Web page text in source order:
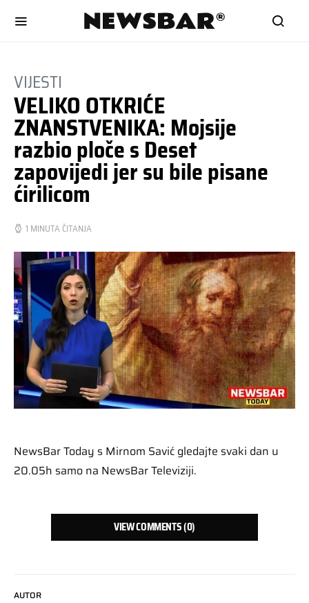
VIJESTI
VELIKO OTKRIĆE
ZNANSTVENIKA: Mojsije
razbio ploče s Deset
zapovijedi jer su bile pisane
ćirilicom
1 MINUTA ČITANJA
AUTOR
NewsBar Today s Mirnom Savić gledajte svaki dan u
20.05h samo na NewsBar Televiziji.
VIEW COMMENTS (0)